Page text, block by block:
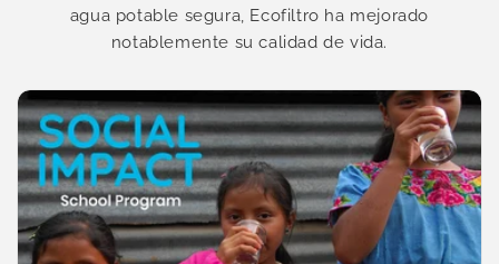
agua potable segura, Ecofiltro ha mejorado
notablemente su calidad de vida.